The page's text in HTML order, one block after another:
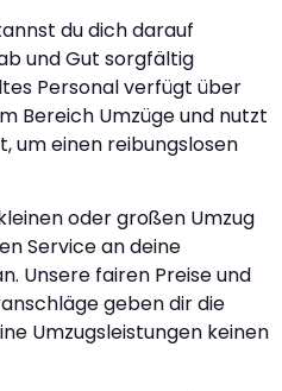
du dich darauf
und Gut sorgfältig
Personal verfügt über
Bereich Umzüge und nutzt
um einen reibungslosen
oder großen Umzug
Service an deine
Unsere fairen Preise und
geben dir die
Umzugsleistungen keinen